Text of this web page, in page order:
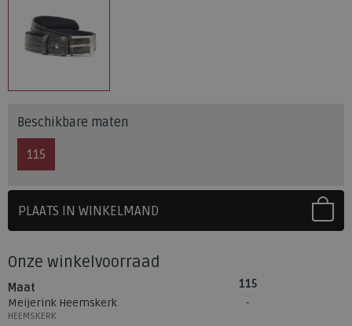
Beschikbare maten
115
PLAATS IN WINKELMAND
Onze winkelvoorraad
Maat
115
Meijerink Heemskerk
HEEMSKERK